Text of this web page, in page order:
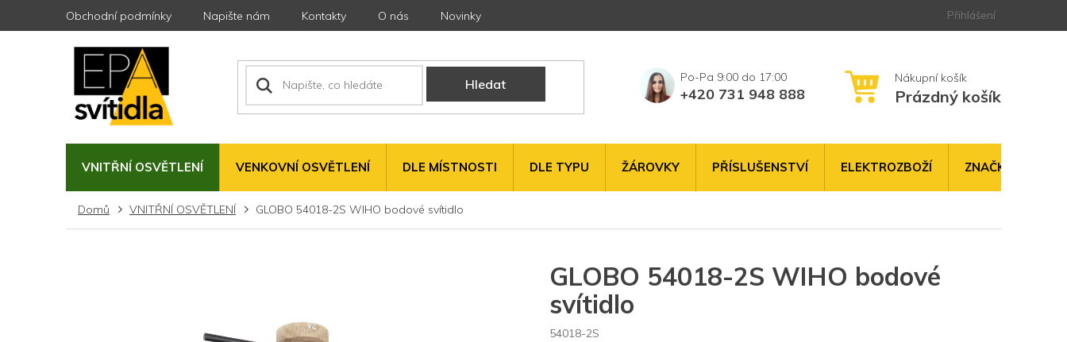
Obchodní podmínky Napište nám Kontakty O nás Novinky Přihlášení
Hledat
+420 731 948 888
NÁKUPNÍPrázdný košík
VNITŘNÍ OSVĚTLENÍ VENKOVNÍ OSVĚTLENÍ DLE MÍSTNOSTI DLE TYPU ŽÁROVKY PŘÍSLUŠENSTVÍ ELEKTROZBOŽÍ ZNAČKY
Domů VNITŘNÍ OSVĚTLENÍ GLOBO 54018-2S WIHO bodové svítidlo
GLOBO 54018-2S WIHO bodové
svítidlo
54018-2S